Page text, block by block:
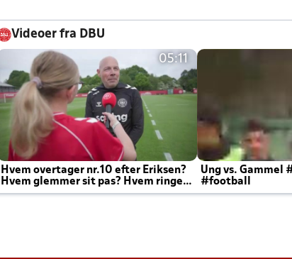
Videoer fra DBU
05:11
Hvem overtager nr.10 efter Eriksen?
Hvem glemmer sit pas? Hvem ringer
Joachim altid til efter kampe?
Ung vs. Gammel
#football